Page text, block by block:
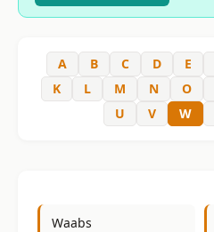
A B C D E
K
L M N O
U
V W
Waabs